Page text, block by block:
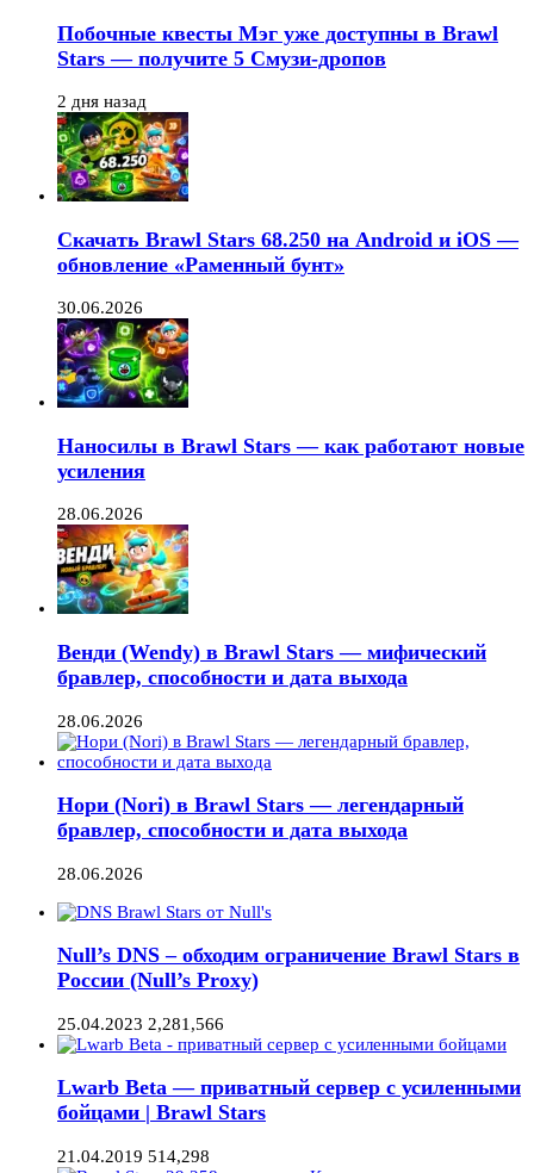
Побочные квесты Мэг уже доступны в Brawl
Stars — получите 5 Смузи-дропов
2 дня назад
Скачать Brawl Stars 68.250 на Android и iOS —
обновление «Раменный бунт»
30.06.2026
Наносилы в Brawl Stars — как работают новые
усиления
28.06.2026
Венди (Wendy) в Brawl Stars — мифический
бравлер, способности и дата выхода
28.06.2026
Нори (Nori) в Brawl Stars — легендарный
бравлер, способности и дата выхода
28.06.2026
Null’s DNS – обходим ограничение Brawl Stars в
России (Null’s Proxy)
25.04.2023 2,281,566
Lwarb Beta — приватный сервер с усиленными
бойцами | Brawl Stars
21.04.2019 514,298